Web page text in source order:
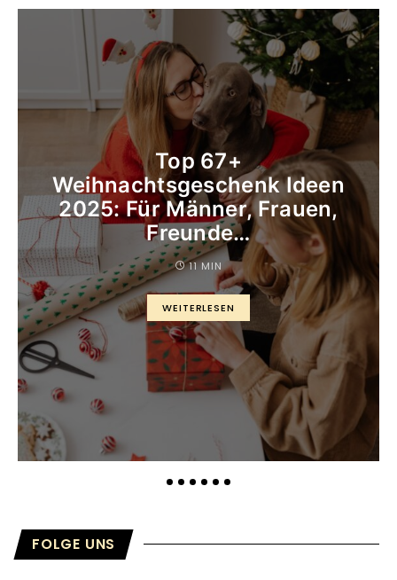
Top 67+
Weihnachtsgeschenk Ideen
2025: Für Männer, Frauen,
Freunde…
11 MIN
WEITERLESEN
FOLGE UNS